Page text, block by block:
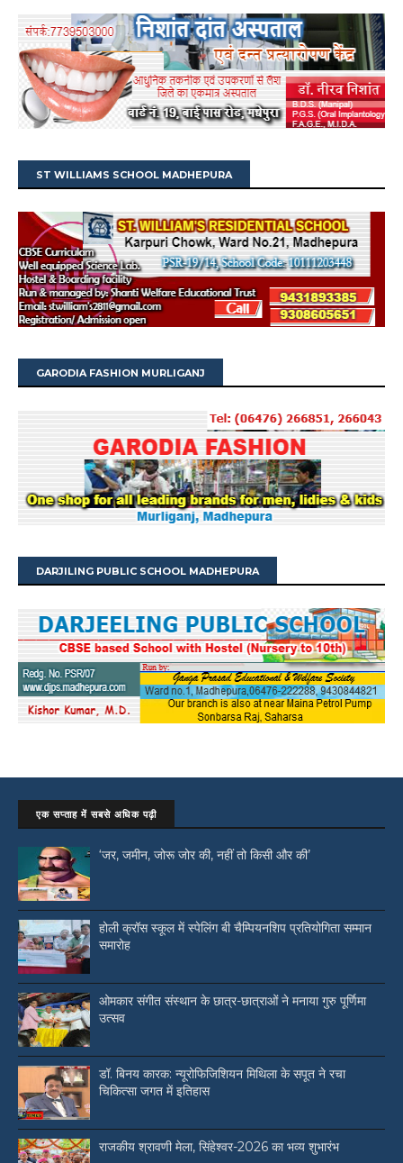
ST WILLIAMS SCHOOL MADHEPURA
GARODIA FASHION MURLIGANJ
DARJILING PUBLIC SCHOOL MADHEPURA
एक सप्ताह में सबसे अधिक पढ़ी
‘जर, जमीन, जोरू जोर की, नहीं तो किसी और की’
होली क्रॉस स्कूल में स्पेलिंग बी चैम्पियनशिप प्रतियोगिता सम्मान
समारोह
ओमकार संगीत संस्थान के छात्र-छात्राओं ने मनाया गुरु पूर्णिमा
उत्सव
डॉ. बिनय कारक: न्यूरोफिजिशियन मिथिला के सपूत ने रचा
चिकित्सा जगत में इतिहास
राजकीय श्रावणी मेला, सिंहेश्वर-2026 का भव्य शुभारंभ